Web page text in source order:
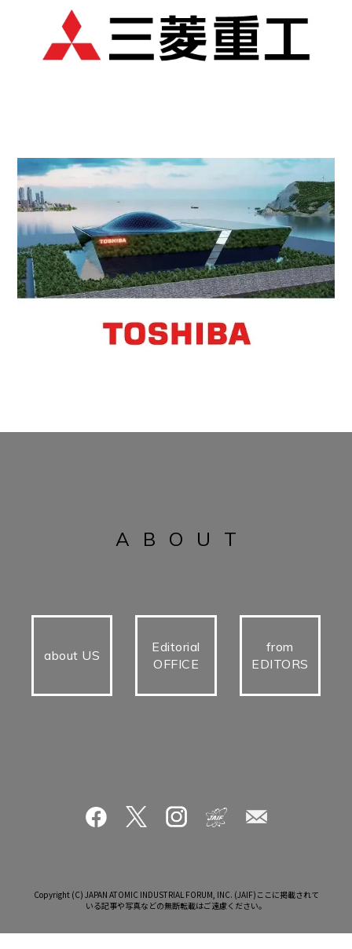
ABOUT
about US
Editorial
OFFICE
from
EDITORS
Copyright (C) JAPAN ATOMIC INDUSTRIAL FORUM, INC. (JAIF)ここに掲載されて
いる記事や写真などの無断転載はご遠慮ください。